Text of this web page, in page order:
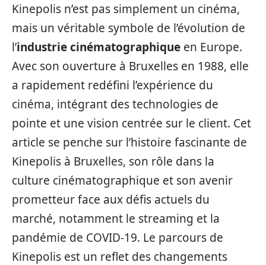
Kinepolis n’est pas simplement un cinéma,
mais un véritable symbole de l’évolution de
l’industrie cinématographique en Europe.
Avec son ouverture à Bruxelles en 1988, elle
a rapidement redéfini l’expérience du
cinéma, intégrant des technologies de
pointe et une vision centrée sur le client. Cet
article se penche sur l’histoire fascinante de
Kinepolis à Bruxelles, son rôle dans la
culture cinématographique et son avenir
prometteur face aux défis actuels du
marché, notamment le streaming et la
pandémie de COVID-19. Le parcours de
Kinepolis est un reflet des changements